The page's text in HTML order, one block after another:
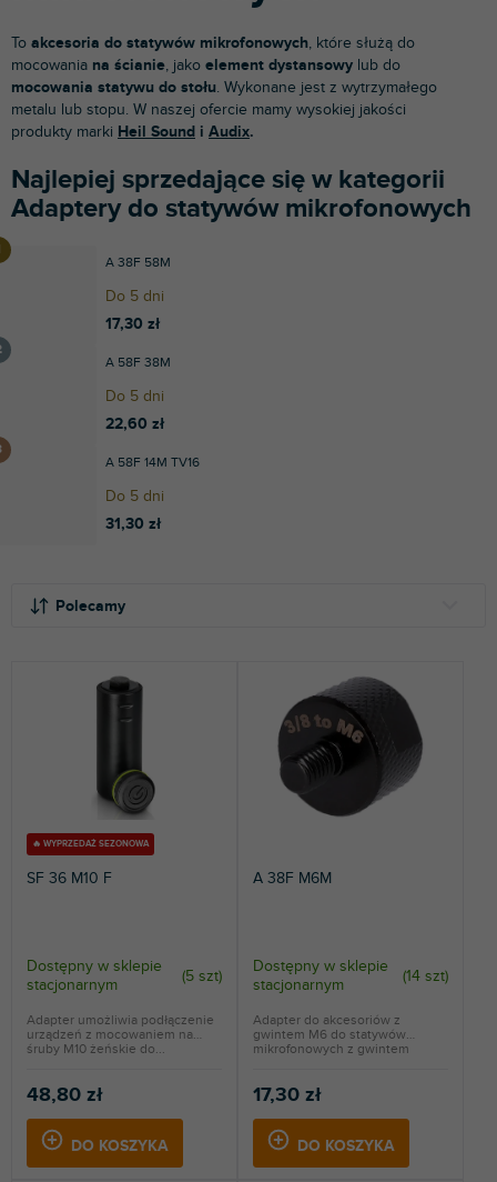
To akcesoria do statywów mikrofonowych, które służą do
mocowania na ścianie, jako element dystansowy lub do
mocowania statywu do stołu. Wykonane jest z wytrzymałego
metalu lub stopu. W naszej ofercie mamy wysokiej jakości
produkty marki Heil Sound i Audix.
Najlepiej sprzedające się w kategorii
Adaptery do statywów mikrofonowych
A 38F 58M
Do 5 dni
17,30 zł
A 58F 38M
Do 5 dni
22,60 zł
A 58F 14M TV16
Do 5 dni
31,30 zł
Polecamy
NAJDROŻSZE
ALFABETYCZNIE
🔥 WYPRZEDAŻ SEZONOWA
SF 36 M10 F
Dostępny w sklepie
stacjonarnym
(5 szt)
48,80 zł
DO KOSZYKA
Adapter umożliwia podłączenie
urządzeń z mocowaniem na
śruby M10 żeńskie do...
A 38F M6M
Dostępny w sklepie
stacjonarnym
(14 szt)
17,30 zł
DO KOSZYKA
Adapter do akcesoriów z
gwintem M6 do statywów
mikrofonowych z gwintem